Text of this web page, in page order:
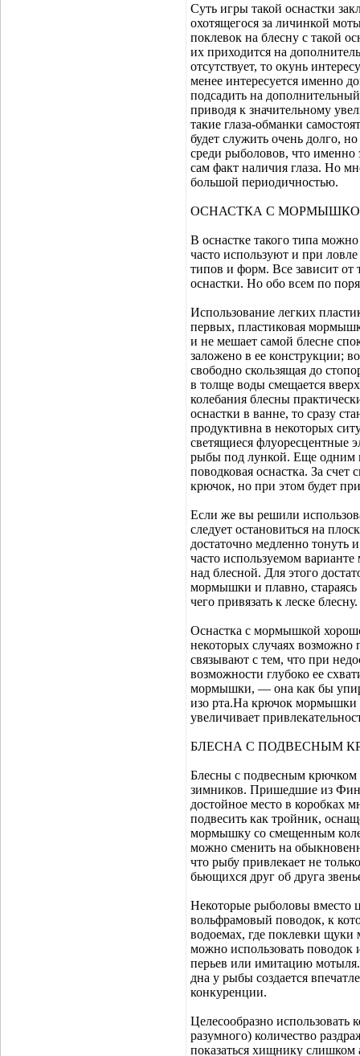
Суть игры такой оснастки
охотящегося за личинкой
поклевок на блесну с такой
их приходится на
отсутствует, то окунь
менее интересуется именно
подсадить на
приводя к значительному
такие глаза-обманки
будет служить очень долго,
среди рыболовов, что именно
сам факт наличия глаза. Но
большой периодичностью.
ОСНАСТКА С
В оснастке такого типа
часто используют и при
типов и форм. Все зависит от
оснастки. Но обо всем по
Использование легких
первых, пластиковая
и не мешает самой блесне
заложено в ее конструкции;
свободно скользящая до
в толще воды смещается
колебания блесны
оснастки в ванне, то сразу
продуктивна в некоторых
светящиеся флуоресцентные
рыбы под лункой. Еще одним
поводковая оснастка. За счет
крючок, но при этом будет
Если же вы решили
следует остановиться на
достаточно медленно тонуть
часто используемом
над блесной. Для этого
мормышки и плавно, стараясь
чего привязать к леске блесну.
Оснастка с мормышкой
некоторых случаях возможно
связывают с тем, что при
возможности глубоко ее
мормышки, — она как бы
изо рта.На крючок мормышки
увеличивает
БЛЕСНА С ПОДВЕСНЫМ
Блесны с подвесным крючком
зимников. Пришедшие из
достойное место в коробках
подвесить как тройник,
мормышку со смещенным
можно сменить на
что рыбу привлекает не
бьющихся друг об друга
Некоторые рыболовы вместо
вольфрамовый поводок, к
водоемах, где поклевки щуки
можно использовать поводок
перьев или имитацию
дна у рыбы создается
конкуренции.
Целесообразно использовать
разумного) количество
показаться хищнику